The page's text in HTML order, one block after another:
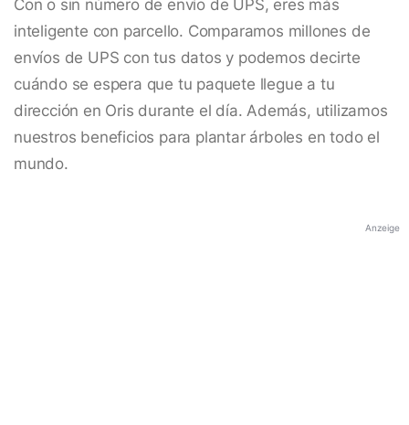
Con o sin número de envío de UPS, eres más
inteligente con parcello. Comparamos millones de
envíos de UPS con tus datos y podemos decirte
cuándo se espera que tu paquete llegue a tu
dirección en Oris durante el día. Además, utilizamos
nuestros beneficios para plantar árboles en todo el
mundo.
Anzeige